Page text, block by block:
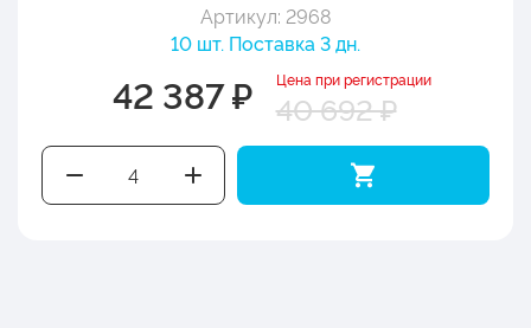
Артикул: 2968
10 шт. Поставка 3 дн.
42 387 ₽ Цена при регистрации
40 692 ₽